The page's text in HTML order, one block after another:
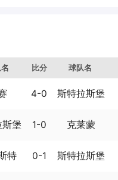
比分 球队名
4-0 斯特拉斯堡
堡 1-0 克莱蒙
特 0-1 斯特拉斯堡